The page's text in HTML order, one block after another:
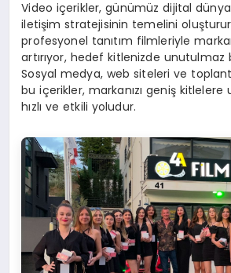
Video içerikler, günümüz dijital
iletişim stratejisinin temelini
profesyonel tanıtım filmleriyle
artırıyor, hedef kitlenizde unutulmaz
Sosyal medya, web siteleri ve
bu içerikler, markanızı geniş kitlelere
hızlı ve etkili yoludur.